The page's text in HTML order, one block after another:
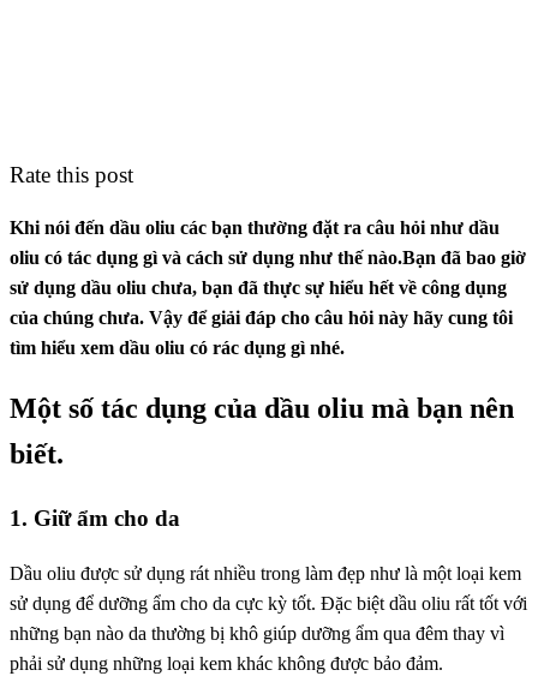
Rate this post
Khi nói đến dầu oliu các bạn thường đặt ra câu hỏi như dầu
oliu có tác dụng gì và cách sử dụng như thế nào.Bạn đã bao giờ
sử dụng dầu oliu chưa, bạn đã thực sự hiểu hết về công dụng
của chúng chưa. Vậy để giải đáp cho câu hỏi này hãy cung tôi
tìm hiểu xem dầu oliu có rác dụng gì nhé.
Một số tác dụng của dầu oliu mà bạn nên
biết.
1. Giữ ẩm cho da
Dầu oliu được sử dụng rát nhiều trong làm đẹp như là một loại kem
sử dụng để dưỡng ẩm cho da cực kỳ tốt. Đặc biệt dầu oliu rất tốt với
những bạn nào da thường bị khô giúp dưỡng ẩm qua đêm thay vì
phải sử dụng những loại kem khác không được bảo đảm.